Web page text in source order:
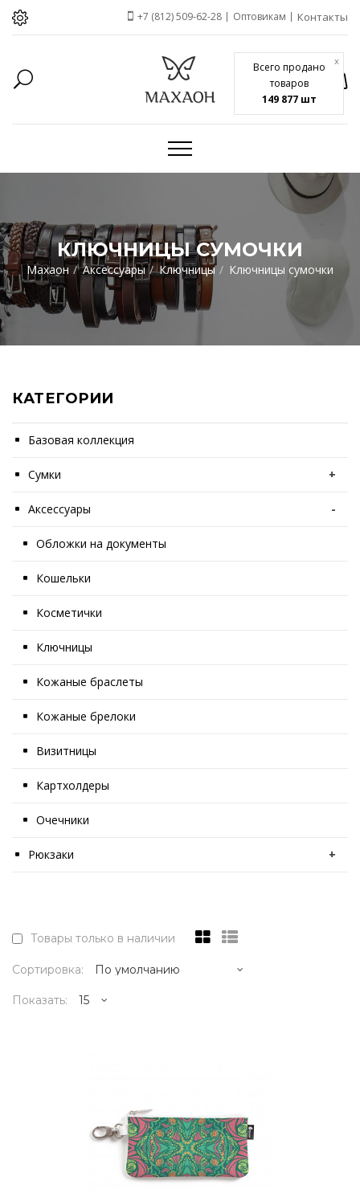
Всего продано
товаров
149 877 шт
x
+7 (812) 509-62-28 Оптовикам Контакты
КЛЮЧНИЦЫ СУМОЧКИ
Махаон Аксессуары Ключницы Ключницы сумочки
КАТЕГОРИИ
Базовая коллекция
Сумки +
Аксессуары -
Обложки на документы
Кошельки
Косметички
Ключницы
Кожаные браслеты
Кожаные брелоки
Визитницы
Картхолдеры
Очечники
Рюкзаки +
Товары только в наличии
Сортировка:
Показать:
..
КУПИТЬ